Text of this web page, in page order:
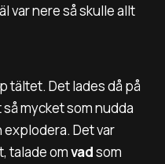
var nere så skulle allt
tältet. Det lades då på
mycket som nudda
Det var
talade omvadsom